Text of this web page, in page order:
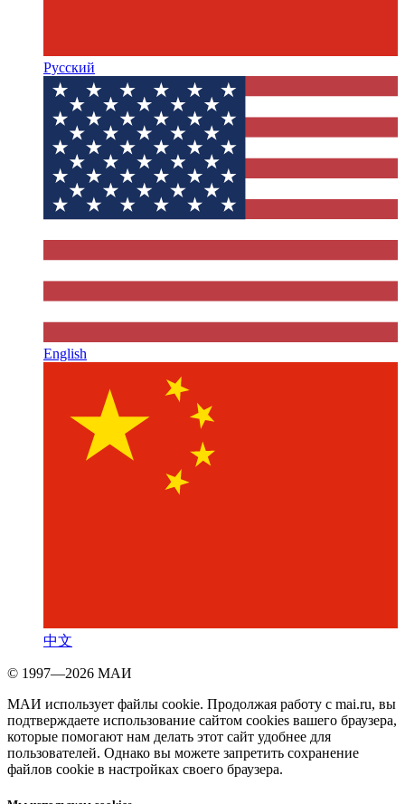
Русский
English
中文
© 1997—2026 МАИ
МАИ использует файлы cookie. Продолжая работу с mai.ru, вы
подтверждаете использование сайтом cookies вашего браузера,
которые помогают нам делать этот сайт удобнее для
пользователей. Однако вы можете запретить сохранение
файлов cookie в настройках своего браузера.